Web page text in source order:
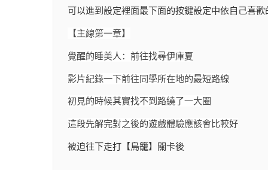
可以進到設定裡面最下面的按鍵設定中依自己喜
【主線第一章】
覺醒的睡美人：前往找尋伊庫夏
影片紀錄一下前往同學所在地的最短路線
初見的時候其實找不到路繞了一大圈
這段先解完對之後的遊戲體驗應該會比較好
被迫往下走打【鳥籠】關卡後